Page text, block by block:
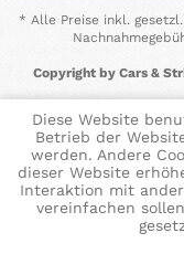
* Alle Preise inkl.
Copyright by Cars &
Diese Website
Betrieb der
werden. Andere
dieser Website
Interaktion mit
vereinfachen